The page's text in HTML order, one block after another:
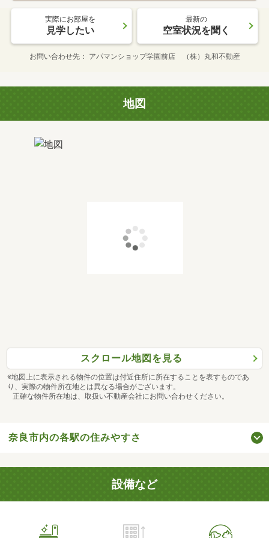
実際にお部屋を
見学したい
最新の
空室状況を聞く
お問い合わせ先 アパマンショップ学園前店 （株）丸和不動産
地図
スクロール地図を見る
※地図上に表示される物件の位置は付近住所に所在することを表すものであ
り、実際の物件所在地とは異なる場合がございます。
正確な物件所在地は、取扱い不動産会社にお問い合わせください。
奈良市内の各駅の住みやすさ
設備など